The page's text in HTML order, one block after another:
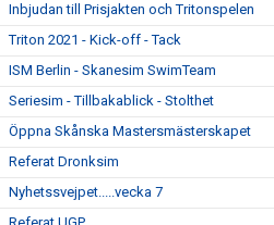
Inbjudan till Prisjakten och Tritonspelen
Triton 2021 - Kick-off - Tack
ISM Berlin - Skanesim SwimTeam
Seriesim - Tillbakablick - Stolthet
Öppna Skånska Mastersmästerskapet
Referat Dronksim
Nyhetssvejpet.....vecka 7